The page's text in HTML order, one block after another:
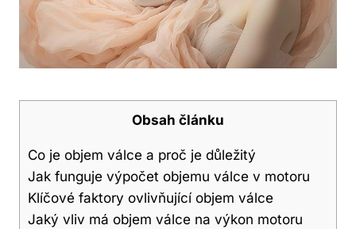
Obsah článku
Co je objem válce a proč je důležitý
Jak funguje výpočet ‍objemu válce v motoru
Klíčové faktory ovlivňující objem válce
Jaký vliv​ má objem válce na výkon⁤ motoru